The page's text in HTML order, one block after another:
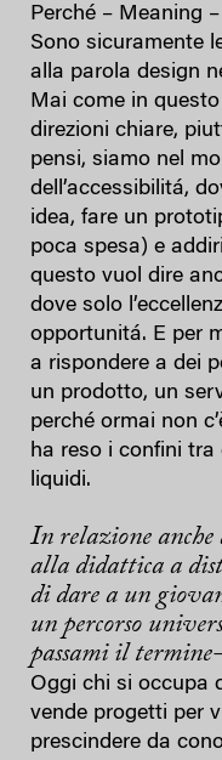
Perché – Meaning
Sono sicuramente
alla parola design
Mai come in
direzioni chiare,
pensi, siamo nel
dell’accessibilitá,
idea, fare un
poca spesa) e
questo vuol dire
dove solo
opportunitá. E per
a rispondere a dei
un prodotto, un
perché ormai non
ha reso i confini
liquidi.
In relazione anche
alla didattica a
di dare a un
un percorso
passami il
Oggi chi si occupa
vende progetti per
prescindere da